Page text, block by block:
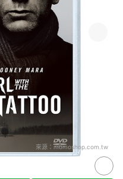
來源：momoshop.com.tw